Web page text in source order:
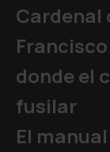
Cardenal
donde el
fusilar
El